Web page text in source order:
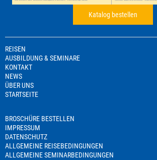
Katalog bestellen
REISEN
AUSBILDUNG & SEMINARE
KONTAKT
NEWS
ÜBER UNS
STARTSEITE
BROSCHÜRE BESTELLEN
IMPRESSUM
DATENSCHUTZ
ALLGEMEINE REISEBEDINGUNGEN
ALLGEMEINE SEMINARBEDINGUNGEN